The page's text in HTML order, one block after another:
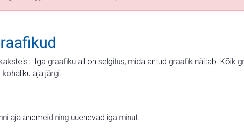
Iga graafiku all on selgitus, mida antud graafik näitab. Kõik
aja järgi.
aja andmeid ning uuenevad iga minut.